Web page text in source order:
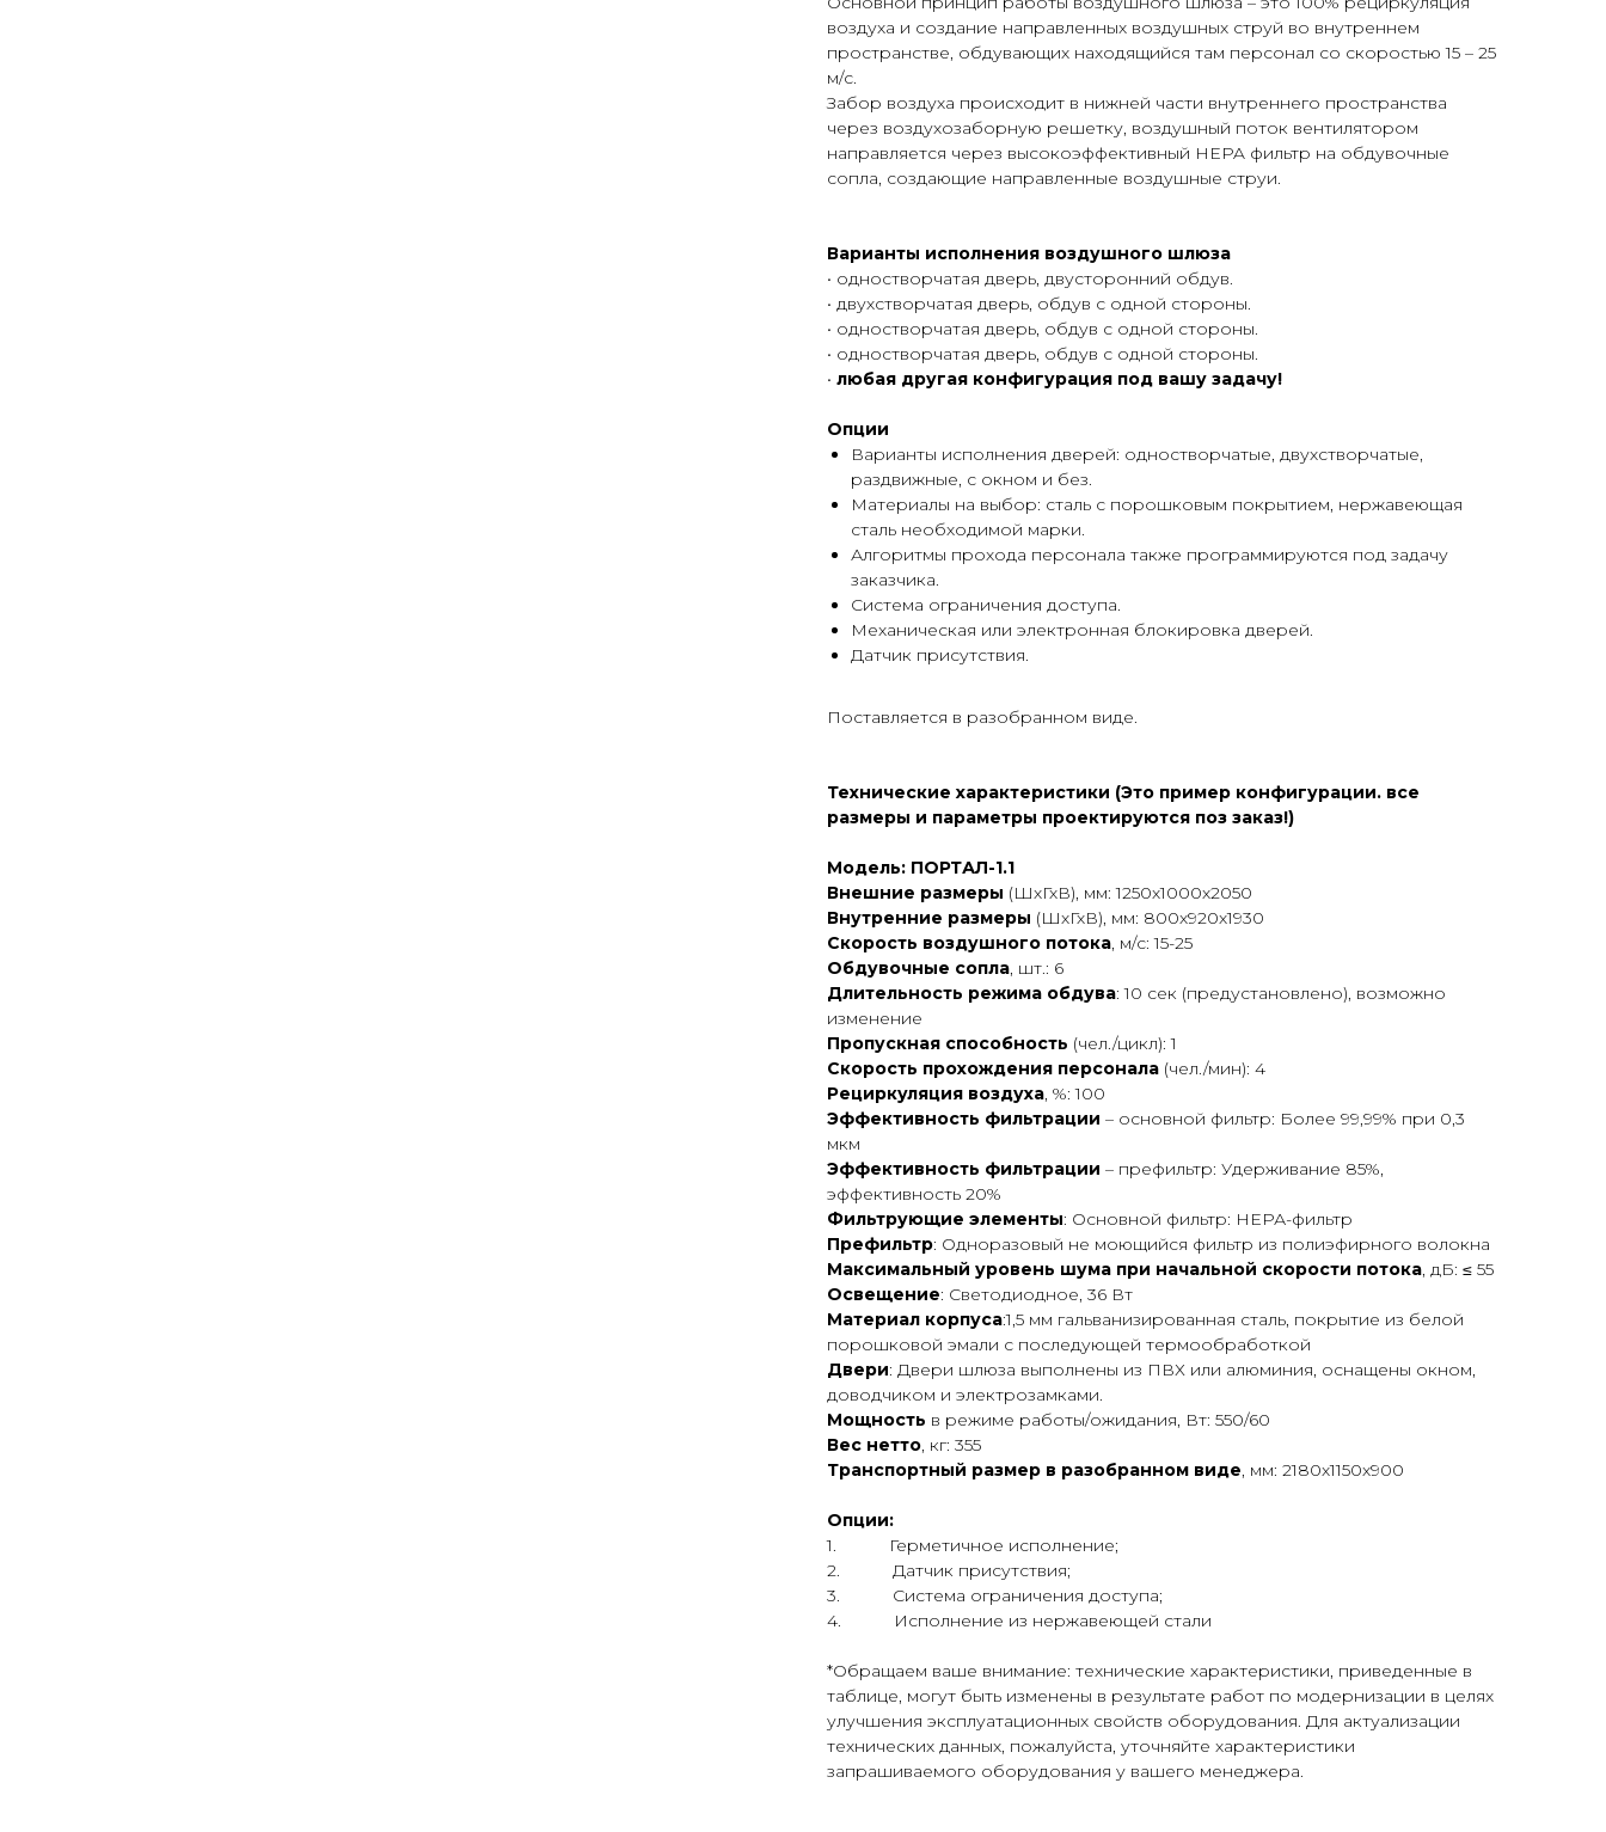
воздуха и создание направленных воздушных струй во внутреннем
пространстве, обдувающих находящийся там персонал со скоростью 15 – 25
м/с.
Забор воздуха происходит в нижней части внутреннего пространства
через воздухозаборную решетку, воздушный поток вентилятором
направляется через высокоэффективный HEPA фильтр на обдувочные
сопла, создающие направленные воздушные струи.
Варианты исполнения воздушного шлюза
• одностворчатая дверь, двусторонний обдув.
• двухстворчатая дверь, обдув с одной стороны.
• одностворчатая дверь, обдув с одной стороны.
• одностворчатая дверь, обдув с одной стороны.
• любая другая конфигурация под вашу задачу!
Опции
Варианты исполнения дверей: одностворчатые, двухстворчатые,
раздвижные, с окном и без.
Материалы на выбор: сталь с порошковым покрытием, нержавеющая
сталь необходимой марки.
Алгоритмы прохода персонала также программируются под задачу
заказчика.
Система ограничения доступа.
Механическая или электронная блокировка дверей.
Датчик присутствия.
Поставляется в разобранном виде.
Технические характеристики (Это пример конфигурации. все
размеры и параметры проектируются поз заказ!)
Модель: ПОРТАЛ-1.1
Внешние размеры (ШхГхВ), мм: 1250х1000х2050
Внутренние размеры (ШхГхВ), мм: 800х920х1930
Скорость воздушного потока, м/с: 15-25
Обдувочные сопла, шт.: 6
Длительность режима обдува: 10 сек (предустановлено), возможно
изменение
Пропускная способность (чел./цикл): 1
Скорость прохождения персонала (чел./мин): 4
Рециркуляция воздуха, %: 100
Эффективность фильтрации – основной фильтр: Более 99,99% при 0,3
мкм
Эффективность фильтрации – префильтр: Удерживание 85%,
эффективность 20%
Фильтрующие элементы: Основной фильтр: НЕРА-фильтр
Префильтр: Одноразовый не моющийся фильтр из полиэфирного волокна
Максимальный уровень шума при начальной скорости потока, дБ: ≤ 55
Освещение: Светодиодное, 36 Вт
Материал корпуса:1,5 мм гальванизированная сталь, покрытие из белой
порошковой эмали с последующей термообработкой
Двери: Двери шлюза выполнены из ПВХ или алюминия, оснащены окном,
доводчиком и электрозамками.
Мощность в режиме работы/ожидания, Вт: 550/60
Вес нетто, кг: 355
Транспортный размер в разобранном виде, мм: 2180х1150х900
Опции:
1. Герметичное исполнение;
2. Датчик присутствия;
3. Система ограничения доступа;
4. Исполнение из нержавеющей стали
*Обращаем ваше внимание: технические характеристики, приведенные в
таблице, могут быть изменены в результате работ по модернизации в целях
улучшения эксплуатационных свойств оборудования. Для актуализации
технических данных, пожалуйста, уточняйте характеристики
запрашиваемого оборудования у вашего менеджера.